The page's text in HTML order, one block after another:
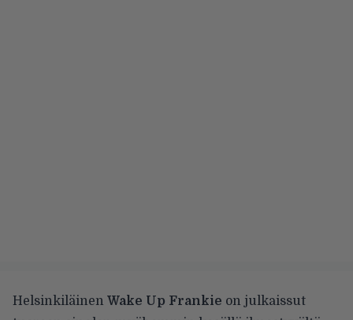
Helsinkiläinen Wake Up Frankie on julkaissut